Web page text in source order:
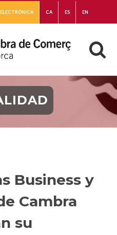
ELECTRÓNICA CA ES EN
Business y
Cambra
su